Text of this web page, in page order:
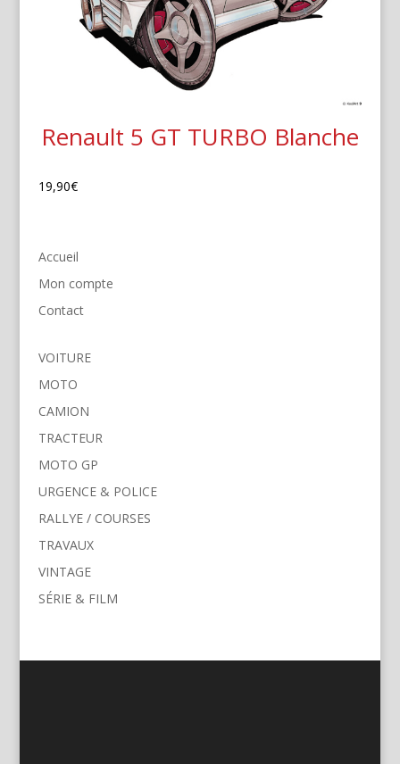
Renault 5 GT TURBO Blanche
19,90€
Accueil
Mon compte
Contact
VOITURE
MOTO
CAMION
TRACTEUR
MOTO GP
URGENCE & POLICE
RALLYE / COURSES
TRAVAUX
VINTAGE
SÉRIE & FILM